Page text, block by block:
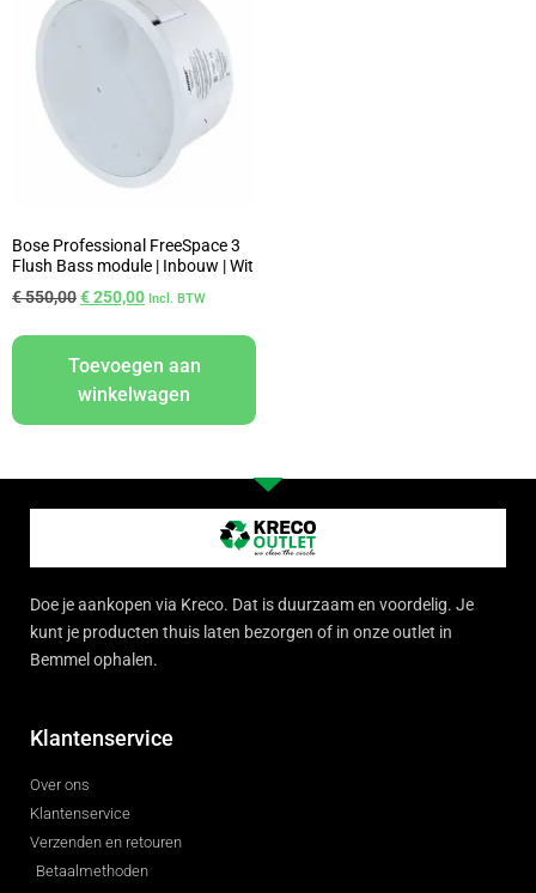
Bose Professional FreeSpace 3
Flush Bass module | Inbouw | Wit
€550,00€250,00 Incl. BTW
Toevoegen aan
winkelwagen
Doe je aankopen via Kreco. Dat is duurzaam en voordelig. Je
kunt je producten thuis laten bezorgen of in onze outlet in
Bemmel ophalen.
Klantenservice
Over ons
Klantenservice
Verzenden en retouren
Betaalmethoden